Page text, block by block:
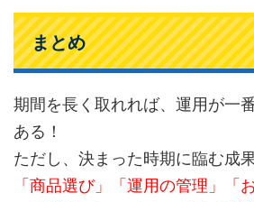
まとめ
期間を長く取れれば、運用が一
ある！
ただし、決まった時期に臨む成
「商品選び」「運用の管理」「